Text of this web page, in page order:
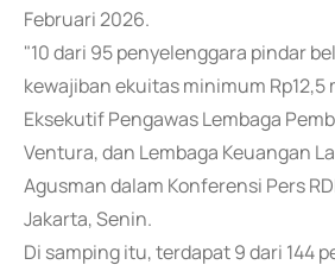
Februari 2026.
"10 dari 95 penyelenggara pindar
kewajiban ekuitas minimum Rp12,5
Eksekutif Pengawas Lembaga
Ventura, dan Lembaga Keuangan
Agusman dalam Konferensi Pers
Jakarta, Senin.
Di samping itu, terdapat 9 dari 144